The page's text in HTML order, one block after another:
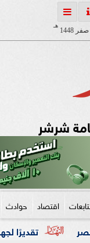
هـ
شرشر
اقتصاد حوادث
تقديرًا لجهوه في